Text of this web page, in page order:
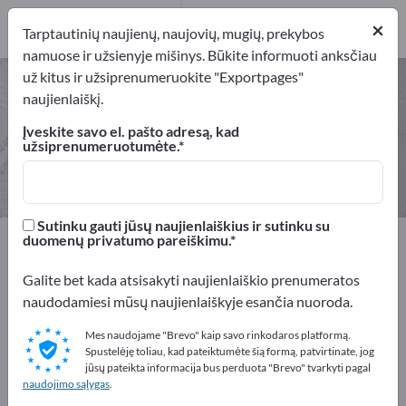
Mediena ir medienos gaminiai –
raskite gamintojus ir tiekėjus
Eksportuotojai Gamintojai
Gamintojai11
Exportpages Žaliavos Mediena ir medienos gaminiai
Reklamuokitės nemokamai
Exportpages!
Poreikiai – Pasiūlymai – Naudotos prekės – Verslo
kontaktai >> pradėkite čia
×
Tarptautinių naujienų, naujovių, mugių, prekybos
namuose ir užsienyje mišinys. Būkite informuoti anksčiau
už kitus ir užsiprenumeruokite "Exportpages"
naujienlaiškį.
Įveskite savo el. pašto adresą, kad
užsiprenumeruotumėte.
Sutinku gauti jūsų naujienlaiškius ir sutinku su
duomenų privatumo pareiškimu.
Galite bet kada atsisakyti naujienlaiškio prenumeratos
naudodamiesi mūsų naujienlaiškyje esančia nuoroda.
Mes naudojame "Brevo" kaip savo rinkodaros platformą.
Spustelėję toliau, kad pateiktumėte šią formą, patvirtinate, jog
jūsų pateikta informacija bus perduota "Brevo" tvarkyti pagal
naudojimo sąlygas.